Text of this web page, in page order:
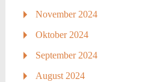
November 2024
Oktober 2024
September 2024
August 2024